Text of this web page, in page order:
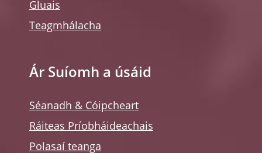
Gluais
Teagmhálacha
Ár Suíomh a úsáid
Séanadh & Cóipcheart
Ráiteas Príobháideachais
Polasaí teanga